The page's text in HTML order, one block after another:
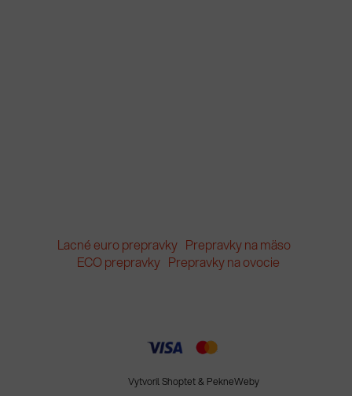
Lacné euro prepravky Prepravky na mäso
ECO prepravky Prepravky na ovocie
Vytvoril Shoptet& PekneWeby